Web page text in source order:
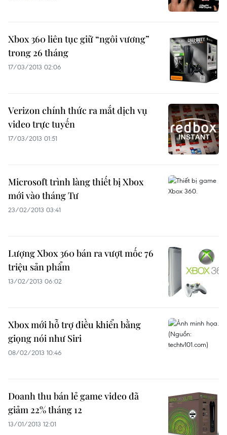
Xbox 360 liên tục giữ “ngôi vương”
trong 26 tháng
17/03/2013 02:06
Verizon chính thức ra mắt dịch vụ
video trực tuyến
17/03/2013 01:51
Microsoft trình làng thiết bị Xbox
mới vào tháng Tư
23/02/2013 03:41
Lượng Xbox 360 bán ra vượt mốc 76
triệu sản phẩm
13/02/2013 06:02
Xbox mới hỗ trợ điều khiển bằng
giọng nói như Siri
08/02/2013 10:46
Doanh thu bán lẻ game video đã
giảm 22% tháng 12
13/01/2013 12:01